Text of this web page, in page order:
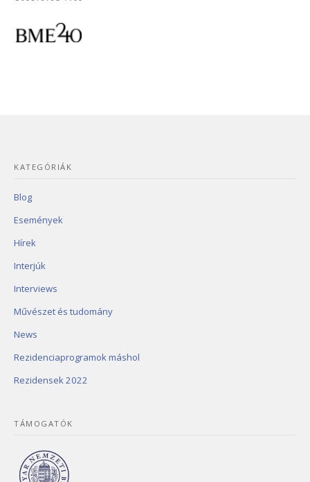
KATEGÓRIÁK
Blog
Események
Hírek
Interjúk
Interviews
Művészet és tudomány
News
Rezidenciaprogramok máshol
Rezidensek 2022
TÁMOGATÓK